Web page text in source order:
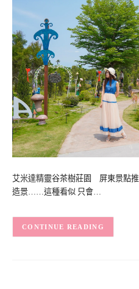
艾米達精靈谷茶樹莊園 屏東景點
造景……這種看似 只會…
CONTINUE READING